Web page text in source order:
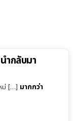
ำกลับมา
ม่ […] มากกว่า